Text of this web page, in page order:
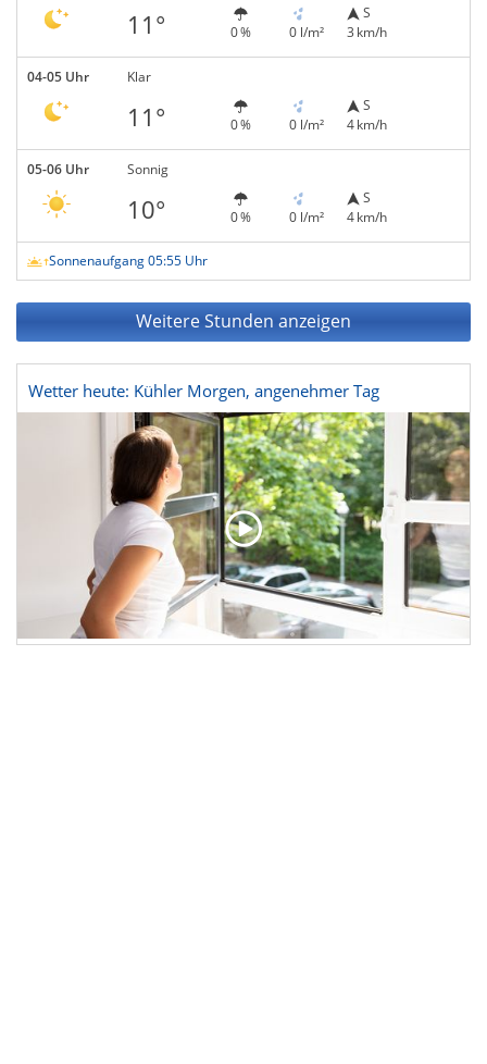
11° 0 % 0 l/m²
S
3 km/h
04-05 Uhr Klar
11° 0 % 0 l/m²
S
4 km/h
05-06 Uhr Sonnig
10° 0 % 0 l/m²
S
4 km/h
Sonnenaufgang 05:55 Uhr
Weitere Stunden anzeigen
Wetter heute: Kühler Morgen, angenehmer Tag